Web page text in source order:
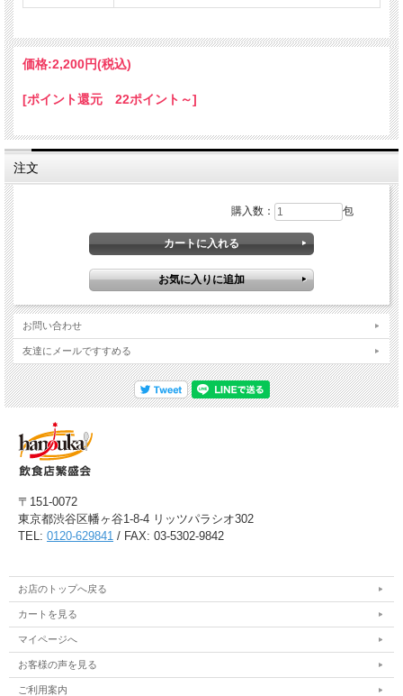
価格:2,200円(税込)
[ポイント還元 22ポイント～]
注文
購入数： 包
お問い合わせ
友達にメールですすめる
〒151-0072
東京都渋谷区幡ヶ谷1-8-4 リッツパラシオ302
TEL: 0120-629841 / FAX: 03-5302-9842
お店のトップへ戻る
カートを見る
マイページへ
お客様の声を見る
ご利用案内